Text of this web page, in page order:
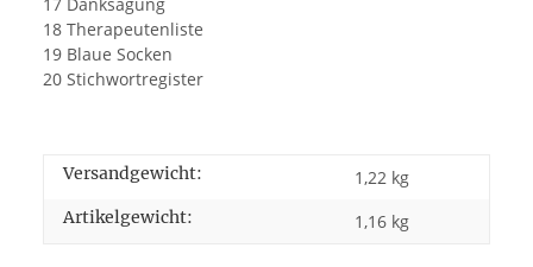
18 Therapeutenliste
19 Blaue Socken
20 Stichwortregister
Versandgewicht: 1,22 kg
Artikelgewicht: 1,16 kg